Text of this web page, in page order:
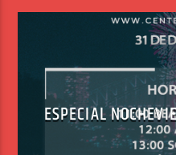
ESPECIAL